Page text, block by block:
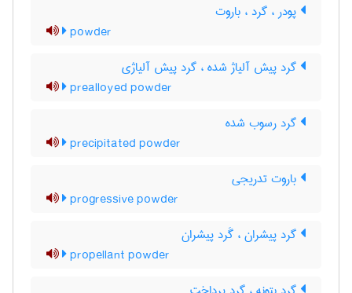
پودر ، گرد ، باروت
powder
گرد پیش آلیاژ شده ، گرد پیش آلیاژی
prealloyed powder
گرد رسوب شده
precipitated powder
باروت تدریجی
progressive powder
گرد پیشران ، گَرد پیشران
propellant powder